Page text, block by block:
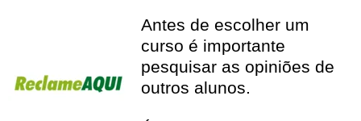
Antes de escolher um
curso é importante
pesquisar as opiniões de
outros alunos.